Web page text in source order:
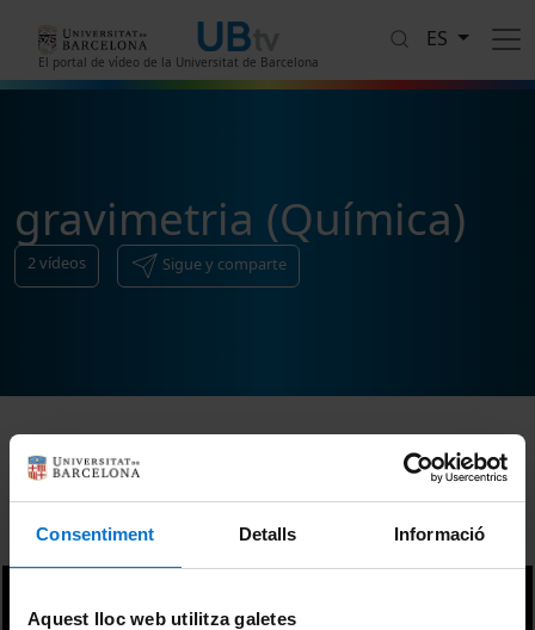
Consentiment Detalls Informació
Aquest lloc web utilitza galetes
El portal de vídeo de la Universitat de Barcelona
ES
gravimetria (Química)
2vídeos Sigue y comparte
Ordenar